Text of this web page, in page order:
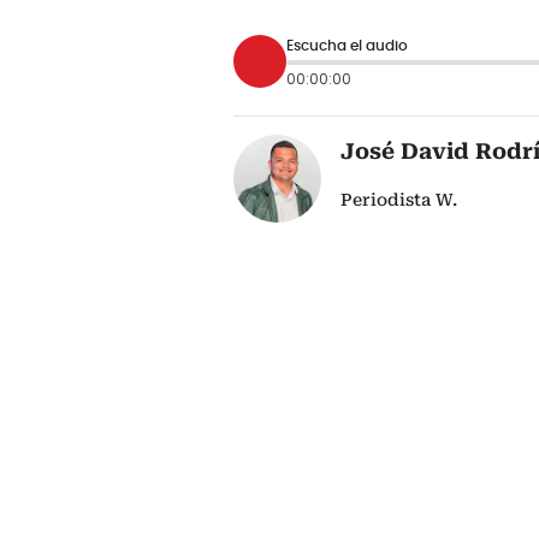
Escucha el audio
00:00:00
José David
Periodista W.